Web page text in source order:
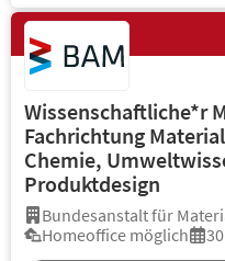
Wissenschaftliche*r
Fachrichtung
Chemie,
Produktdesign
Bundesanstalt für
Homeoffice möglich